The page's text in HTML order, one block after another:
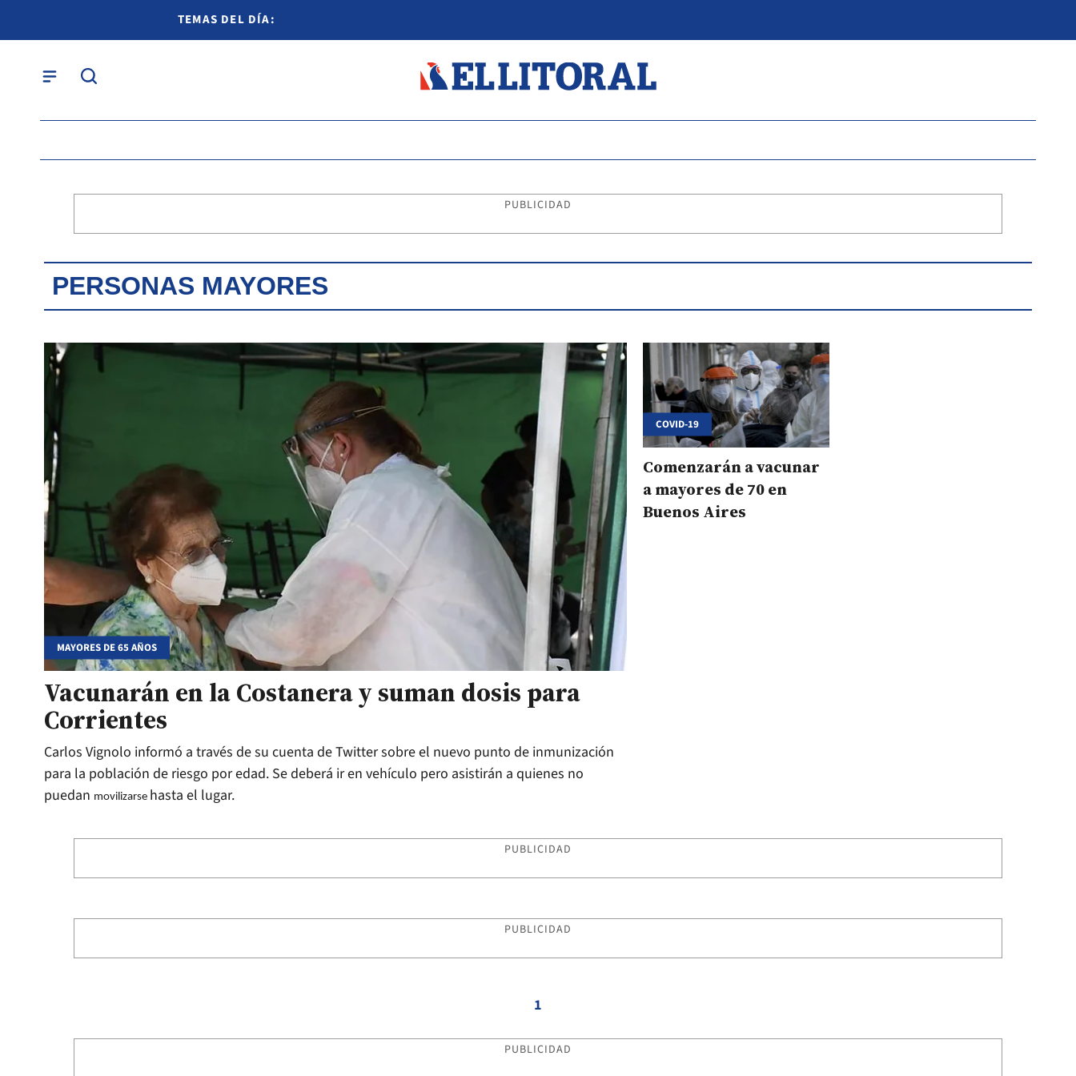
TEMAS DEL DÍA:
PUBLICIDAD
PERSONAS MAYORES
MAYORES DE 65 AÑOS
Vacunarán en la Costanera y suman dosis para
Corrientes
Carlos Vignolo informó a través de su cuenta de Twitter sobre el nuevo punto de inmunización
para la población de riesgo por edad. Se deberá ir en vehículo pero asistirán a quienes no
puedan movilizarse hasta el lugar.
COVID-19
Comenzarán a vacunar
a mayores de 70 en
Buenos Aires
PUBLICIDAD
PUBLICIDAD
1
PUBLICIDAD